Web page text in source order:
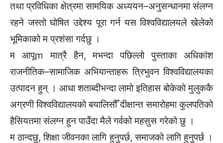
तथा प्रविधिका क्षेत्रमा सामयिक अध्ययन–अनुसन्धानमा संलग्न
रहने जस्तो घोषित उद्देश्य पूरा गर्न यस विश्वविद्यालयले खेलेको
भूमिकाको म प्रशंसा गर्दछु ।
म आपूm मात्रै हैन, मभन्दा पछिल्लो पुस्ताका अधिकांश
राजनीतिक–सामाजिक अभियान्ताहरू त्रिभुवन विश्वविद्यालयका
उत्पादन हुन् । आधा शताब्दीभन्दा लामो इतिहास बोकेको मुलुककै
अग्रणी विश्वविद्यालयको बयालिसौँ दीक्षान्त समारोहमा कुलपतिको
हैसियतमा संलग्न हुन पाउँदा मैले गर्वको महसुस गरेको छु ।
म ठान्दछु, शिक्षा जीवनका लागि हुनुपर्छ, समाजको लागि हुनुपर्छ ।